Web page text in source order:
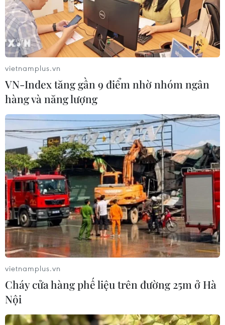
vietnamplus.vn
VN-Index tăng gần 9 điểm nhờ nhóm ngân
hàng và năng lượng
vietnamplus.vn
Cháy cửa hàng phế liệu trên đường 25m ở Hà
Nội